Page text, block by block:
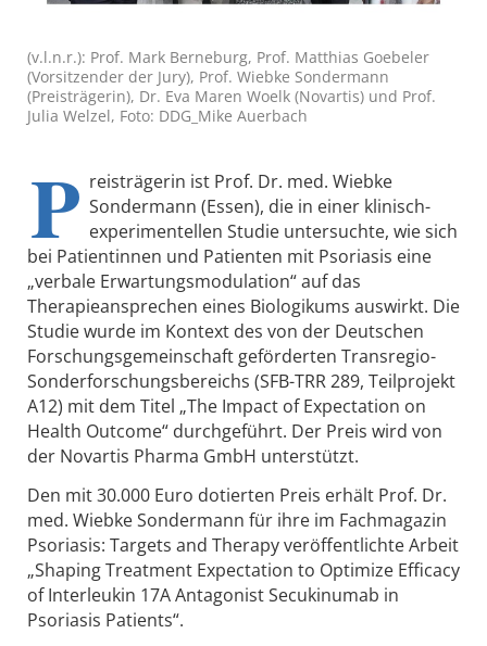
(v.l.n.r.): Prof. Mark Berneburg, Prof. Matthias Goebeler
(Vorsitzender der Jury), Prof. Wiebke Sondermann
(Preisträgerin), Dr. Eva Maren Woelk (Novartis) und Prof.
Julia Welzel, Foto: DDG_Mike Auerbach
P reisträgerin ist Prof. Dr. med. Wiebke
Sondermann (Essen), die in einer klinisch-
experimentellen Studie untersuchte, wie sich
bei Patientinnen und Patienten mit Psoriasis eine
„verbale Erwartungsmodulation“ auf das
Therapieansprechen eines Biologikums auswirkt. Die
Studie wurde im Kontext des von der Deutschen
Forschungsgemeinschaft geförderten Transregio-
Sonderforschungsbereichs (SFB-TRR 289, Teilprojekt
A12) mit dem Titel „The Impact of Expectation on
Health Outcome“ durchgeführt. Der Preis wird von
der Novartis Pharma GmbH unterstützt.
Den mit 30.000 Euro dotierten Preis erhält Prof. Dr.
med. Wiebke Sondermann für ihre im Fachmagazin
Psoriasis: Targets and Therapy veröffentlichte Arbeit
„Shaping Treatment Expectation to Optimize Efficacy
of Interleukin 17A Antagonist Secukinumab in
Psoriasis Patients“.